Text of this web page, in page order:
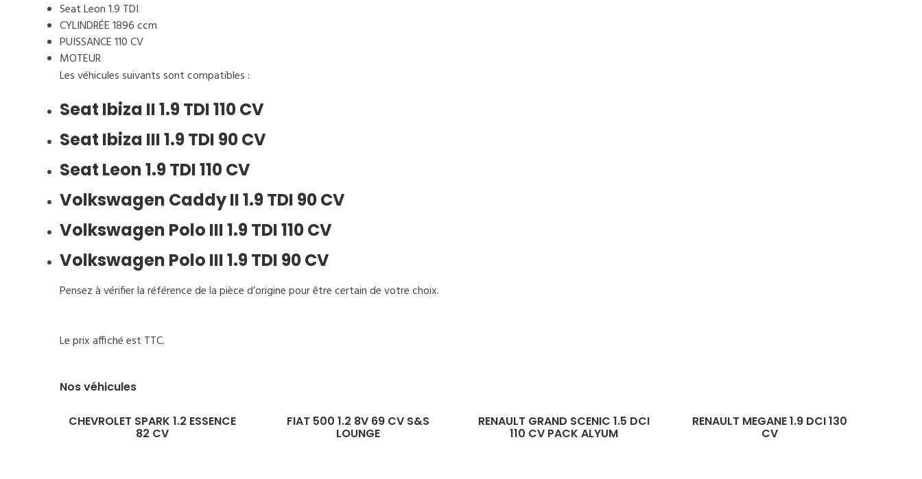
Seat Leon 1.9 TDI
CYLINDRÉE 1896 ccm
PUISSANCE 110 CV
MOTEUR
Les véhicules suivants sont compatibles :
Seat Ibiza II 1.9 TDI 110 CV
Seat Ibiza III 1.9 TDI 90 CV
Seat Leon 1.9 TDI 110 CV
Volkswagen Caddy II 1.9 TDI 90 CV
Volkswagen Polo III 1.9 TDI 110 CV
Volkswagen Polo III 1.9 TDI 90 CV
Pensez à vérifier la référence de la pièce d’origine pour être certain de votre choix.
Le prix affiché est TTC.
Nos véhicules
CHEVROLET SPARK 1.2 ESSENCE FIAT 500 1.2 8V 69 CV S&S
LOUNGE
RENAULT GRAND SCENIC 1.5 DCI
110 CV PACK ALYUM
RENAULT MEGANE 1.9 DCI 130